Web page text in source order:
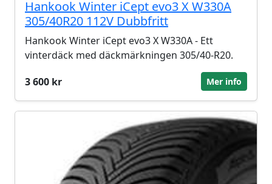
Hankook Winter iCept evo3 X W330A
305/40R20 112V Dubbfritt
Hankook Winter iCept evo3 X W330A - Ett
vinterdäck med däckmärkningen 305/40-R20.
3 600 kr
Mer info